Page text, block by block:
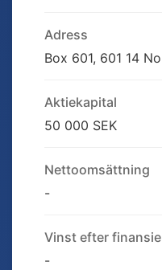
Adress
Box 601, 601 14
Aktiekapital
50 000 SEK
Nettoomsättning
-
Vinst efter
-